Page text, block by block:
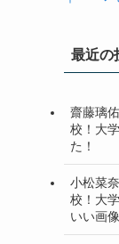
最近の
齋藤璃
校！大
た！
小松菜
校！大
いい画像